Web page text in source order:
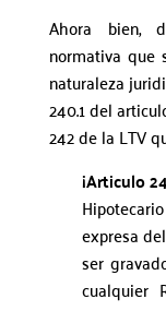
Ahora bien,
normativa que
naturaleza
240.1 del
242 de la LTV
¡Articulo
expresa
ser
cualquier